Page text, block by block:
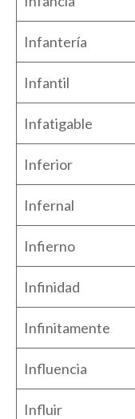
Infantería
Infantil
Infatigable
Inferior
Infernal
Infierno
Infinidad
Infinitamente
Influencia
Influir